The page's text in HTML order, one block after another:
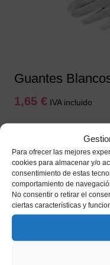
Para ofrecer las mejores
cookies para almacenar y/o
consentimiento de estas
comportamiento de
No consentir o retirar el
ciertas características y
Guantes
1,65 € IVA incluido